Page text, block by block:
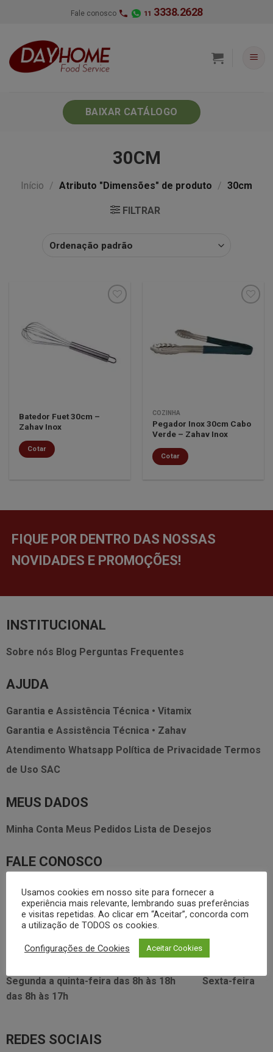
Fale conosco 11 3338.2628
BAIXAR CATÁLOGO
30CM
Início / Atributo "Dimensões" de produto / 30cm
FILTRAR
lista de
desejos
Batedor Fuet 30cm –
Zahav Inox
Cotar
lista de
desejos
COZINHA
Pegador Inox 30cm Cabo
Verde – Zahav Inox
Cotar
FIQUE POR DENTRO DAS NOSSAS
NOVIDADES E PROMOÇÕES!
INSTITUCIONAL
Sobre nós Blog Perguntas Frequentes
AJUDA
Garantia e Assistência Técnica • Vitamix
Garantia e Assistência Técnica • Zahav
Atendimento Whatsapp Política de Privacidade Termos
de Uso SAC
MEUS DADOS
Minha Conta Meus Pedidos Lista de Desejos
FALE CONOSCO
3338.2628
foodservice@dayhome.com.br
Atendimento Whatsapp
VISITE NOSSO SHOWRROM:
Rua Araújo Figueiredo, 96
Segunda a quinta-feira das 8h às 18h
Sexta-feira
das 8h às 17h
REDES SOCIAIS
Usamos cookies em nosso site para fornecer a
experiência mais relevante, lembrando suas preferências
e visitas repetidas. Ao clicar em “Aceitar”, concorda com
a utilização de TODOS os cookies.
Configurações de Cookies Aceitar Cookies